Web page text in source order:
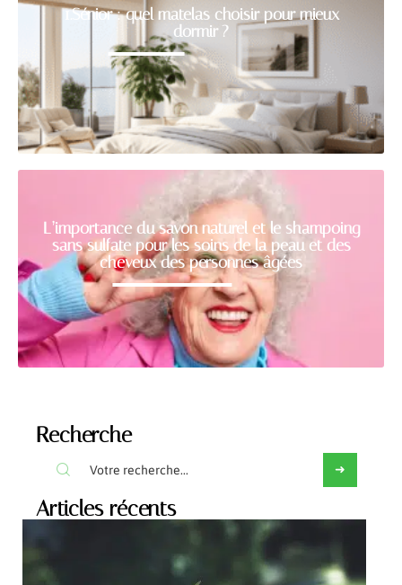
1.Sénior : quel matelas choisir pour mieux
dormir ?
L’importance du savon naturel et le shampoing
sans sulfate pour les soins de la peau et des
cheveux des personnes âgées
Recherche
Articles récents